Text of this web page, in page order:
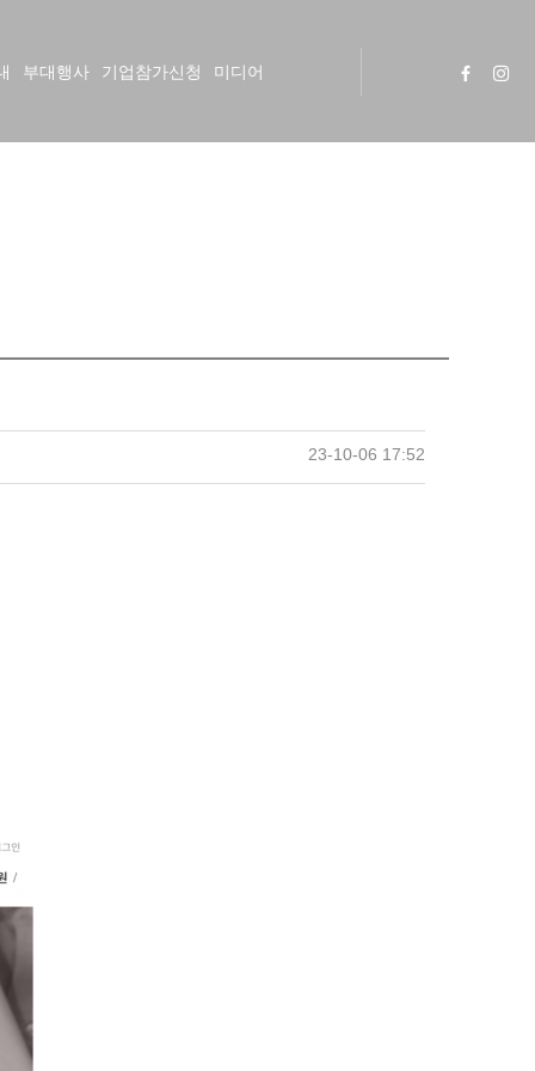
부대행사 기업참가신청 미디어
23-10-06 17:52